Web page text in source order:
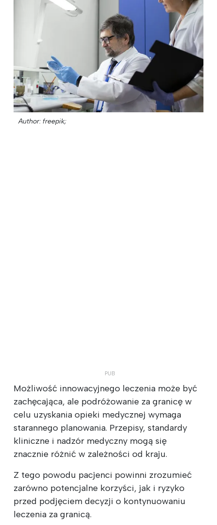
Author: freepik;
Możliwość innowacyjnego leczenia może być
zachęcająca, ale podróżowanie za granicę w
celu uzyskania opieki medycznej wymaga
starannego planowania. Przepisy, standardy
kliniczne i nadzór medyczny mogą się
znacznie różnić w zależności od kraju.
Z tego powodu pacjenci powinni zrozumieć
zarówno potencjalne korzyści, jak i ryzyko
przed podjęciem decyzji o kontynuowaniu
leczenia za granicą.